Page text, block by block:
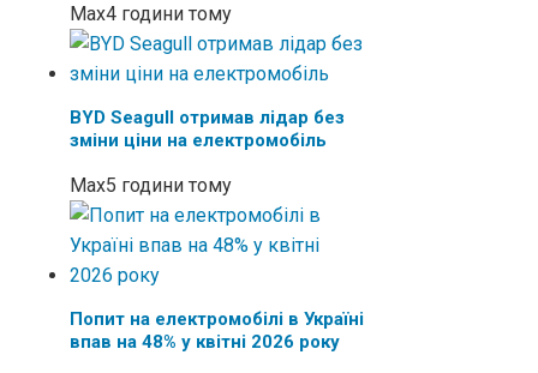
Max4 години тому
BYD Seagull отримав лідар без
зміни ціни на електромобіль
Max5 години тому
Попит на електромобілі в Україні
впав на 48% у квітні 2026 року